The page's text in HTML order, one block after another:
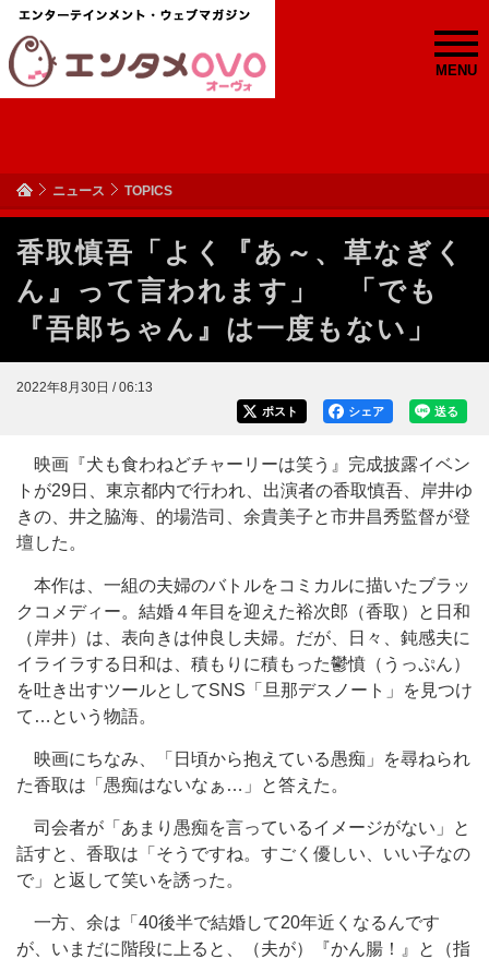
MENU
ニュース TOPICS
香取慎吾「よく『あ～、草なぎく
ん』って言われます」 「でも
『吾郎ちゃん』は一度もない」
2022年8月30日 / 06:13
送る
シェア
ポスト
映画『犬も食わねどチャーリーは笑う』完成披露イベン
トが29日、東京都内で行われ、出演者の香取慎吾、岸井ゆ
きの、井之脇海、的場浩司、余貴美子と市井昌秀監督が登
壇した。
本作は、一組の夫婦のバトルをコミカルに描いたブラッ
クコメディー。結婚４年目を迎えた裕次郎（香取）と日和
（岸井）は、表向きは仲良し夫婦。だが、日々、鈍感夫に
イライラする日和は、積もりに積もった鬱憤（うっぷん）
を吐き出すツールとしてSNS「旦那デスノート」を見つけ
て…という物語。
映画にちなみ、「日頃から抱えている愚痴」を尋ねられ
た香取は「愚痴はないなぁ…」と答えた。
司会者が「あまり愚痴を言っているイメージがない」と
話すと、香取は「そうですね。すごく優しい、いい子なの
で」と返して笑いを誘った。
一方、余は「40後半で結婚して20年近くなるんです
が、いまだに階段に上ると、（夫が）『かん腸！』と（指